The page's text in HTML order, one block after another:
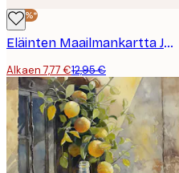
-40%*
Eläinten Maailmankartta Juliste
Alkaen 7,77 €12,95 €